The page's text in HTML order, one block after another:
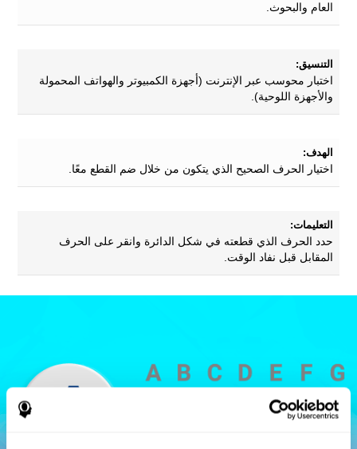
العام والبحوث.
التنسيق:
اختبار محوسب عبر الإنترنت (أجهزة الكمبيوتر والهواتف المحمولة
والأجهزة اللوحية).
الهدف:
اختيار الحرف الصحيح الذي يتكون من خلال ضم القطع معًا.
التعليمات:
حدد الحرف الذي قطعته في شكل الدائرة وانقر على الحرف
المقابل قبل نفاد الوقت.